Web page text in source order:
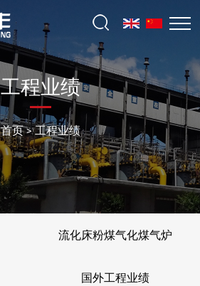
工程业绩
首页>工程业绩
流化床粉煤气化煤气炉
国外工程业绩